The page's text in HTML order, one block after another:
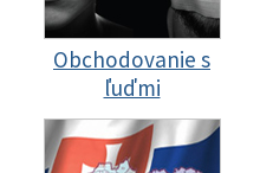
Obchodovanie s
ľuďmi